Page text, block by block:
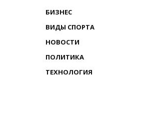
БИЗНЕС
ВИДЫ СПОРТА
НОВОСТИ
ПОЛИТИКА
ТЕХНОЛОГИЯ